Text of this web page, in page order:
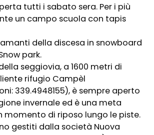
tutti i sabato sera. Per i più
un campo scuola con tapis
della discesa in snowboard
park.
seggiovia, a 1600 metri di
rifugio Campèl
339.4948155), è sempre aperto
invernale ed è una meta
momento di riposo lungo le piste.
gestiti dalla società Nuova